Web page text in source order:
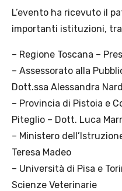
L’evento ha ricevuto il
importanti istituzioni,
– Regione Toscana –
– Assessorato alla
Dott.ssa Alessandra
– Provincia di Pistoia e
Piteglio – Dott. Luca
– Ministero
Teresa Madeo
– Università di Pisa e
Scienze Veterinarie